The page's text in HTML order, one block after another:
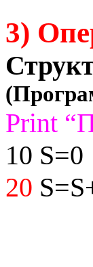
3)
Print
10 S=0
20